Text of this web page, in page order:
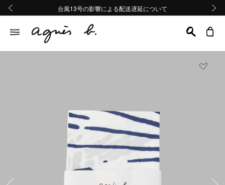
熊本地域地震の影響による配送遅延について
Summer Sale 2buy10%OFF!!
台風13号の影響による配送遅延について
熊本地域地震の影響による配送遅延について
Summer Sale 2buy10%OFF!!
前の画像